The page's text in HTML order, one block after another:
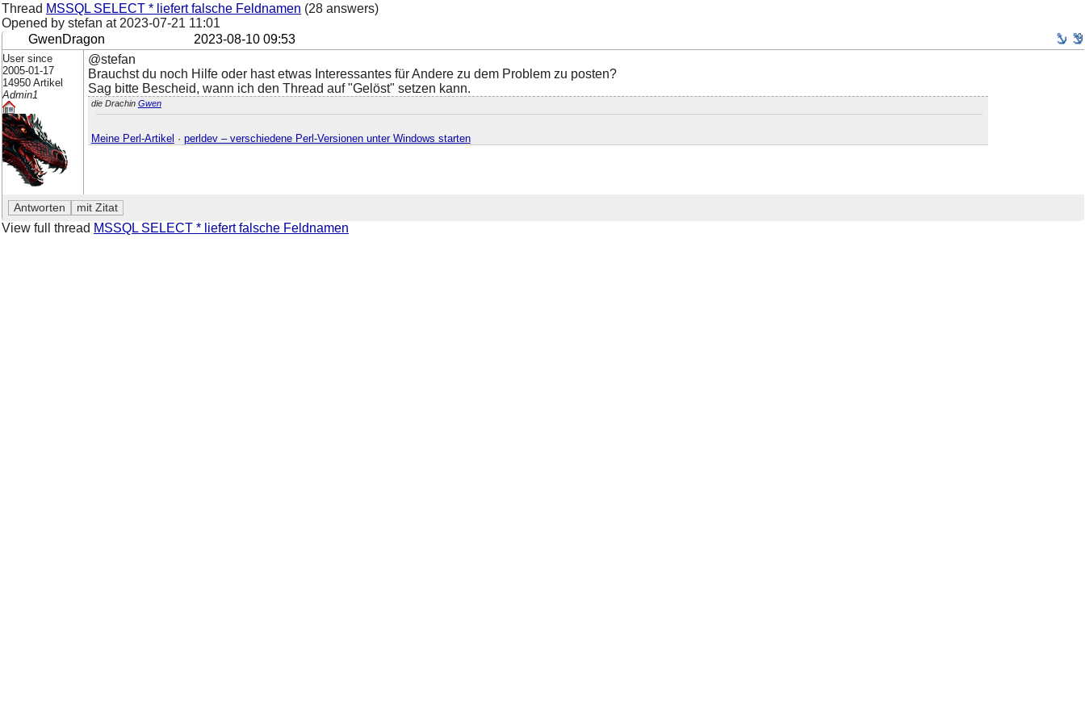
Thread MSSQL SELECT * liefert falsche Feldnamen (28 answers)
Opened by stefan at 2023-07-21 11:01
GwenDragon
2023-08-10 09:53
User since
2005-01-17
14950 Artikel
Admin1
@stefan
Brauchst du noch Hilfe oder hast etwas Interessantes für Andere zu dem Problem zu posten?
Sag bitte Bescheid, wann ich den Thread auf "Gelöst" setzen kann.
die Drachin Gwen
Meine Perl-Artikel · perldev – verschiedene Perl-Versionen unter Windows starten
View full thread MSSQL SELECT * liefert falsche Feldnamen